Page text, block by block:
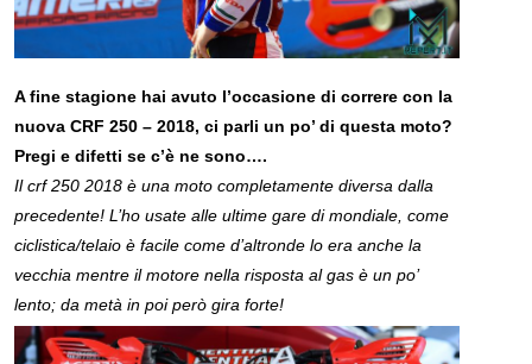
A fine stagione hai avuto l’occasione di correre con la
nuova CRF 250 – 2018, ci parli un po’ di questa moto?
Pregi e difetti se c’è ne sono….
Il crf 250 2018 è una moto completamente diversa dalla
precedente! L’ho usate alle ultime gare di mondiale, come
ciclistica/telaio è facile come d’altronde lo era anche la
vecchia mentre il motore nella risposta al gas è un po’
lento; da metà in poi però gira forte!